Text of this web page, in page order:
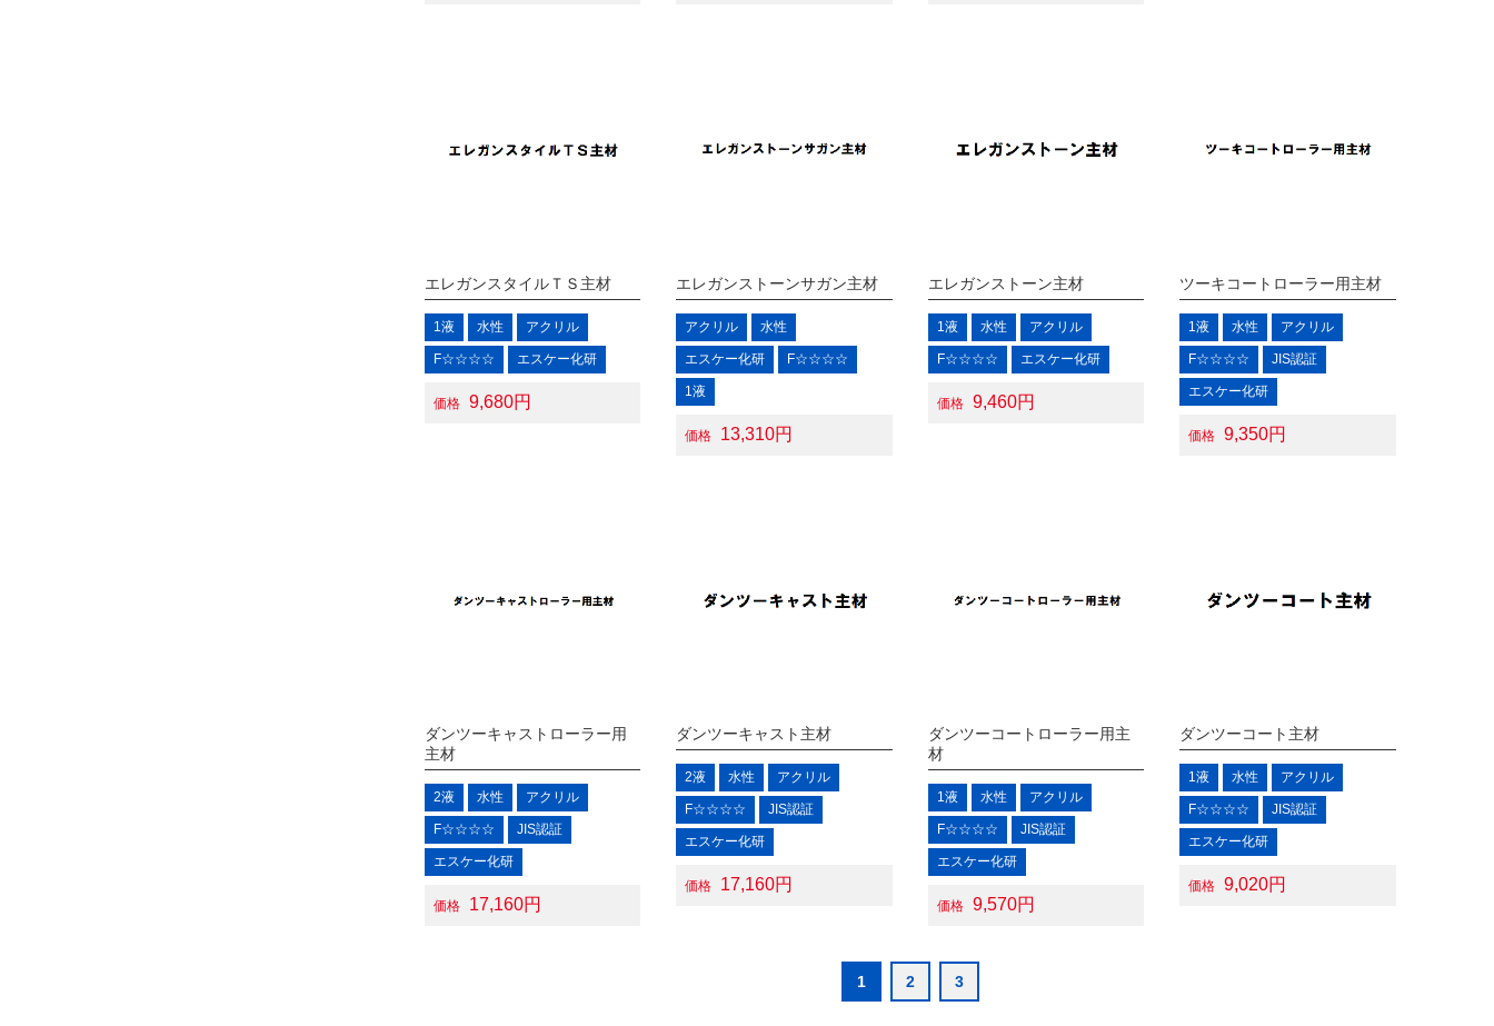
エレガンスタイルＴＳ主材
1液 水性 アクリル
F☆☆☆☆ エスケー化研
価格 9,680円
エレガンストーンサガン主材
アクリル 水性
エスケー化研 F☆☆☆☆
1液
価格 13,310円
エレガンストーン主材
1液 水性 アクリル
F☆☆☆☆ エスケー化研
価格 9,460円
ツーキコートローラー用主材
1液 水性 アクリル
F☆☆☆☆ JIS認証
エスケー化研
価格 9,350円
ダンツーキャストローラー用
主材
2液 水性 アクリル
F☆☆☆☆ JIS認証
エスケー化研
価格 17,160円
ダンツーキャスト主材
2液 水性 アクリル
F☆☆☆☆ JIS認証
エスケー化研
価格 17,160円
ダンツーコートローラー用主
材
1液 水性 アクリル
F☆☆☆☆ JIS認証
エスケー化研
価格 9,570円
ダンツーコート主材
1液 水性 アクリル
F☆☆☆☆ JIS認証
エスケー化研
価格 9,020円
1 2 3